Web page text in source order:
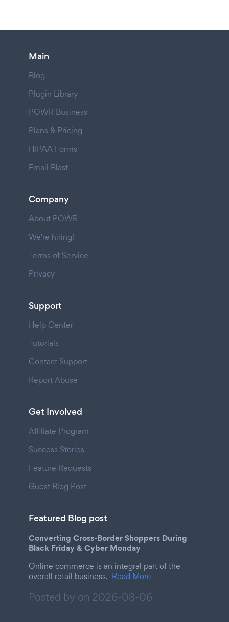
Main
Blog
Plugin Library
POWR Business
Plans & Pricing
HIPAA Forms
Email Blast
Company
About POWR
We're hiring!
Terms of Service
Privacy
Support
Help Center
Tutorials
Contact Support
Report Abuse
Get Involved
Affiliate Program
Success Stories
Feature Requests
Guest Blog Post
Featured Blog post
Converting Cross-Border Shoppers During
Black Friday & Cyber Monday
Online commerce is an integral part of the
overall retail business. Read More
Posted by on 2026-08-06